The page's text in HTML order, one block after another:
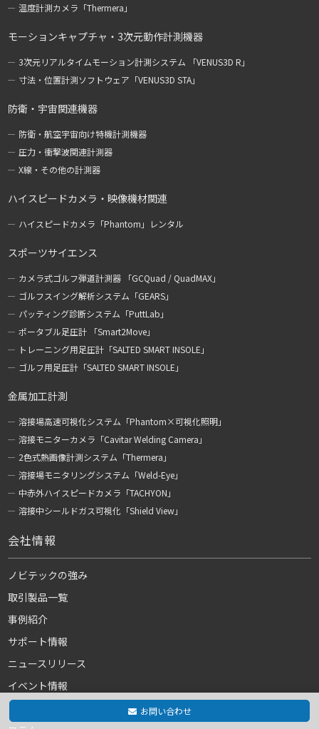
お問い合わせ
温度計測カメラ「Thermera」
モーションキャプチャ・3次元動作計測機器
3次元リアルタイムモーション計測システム 「VENUS3D R」
寸法・位置計測ソフトウェア「VENUS3D STA」
防衛・宇宙関連機器
防衛・航空宇宙向け特機計測機器
圧力・衝撃波関連計測器
X線・その他の計測器
ハイスピードカメラ・映像機材関連
ハイスピードカメラ「Phantom」レンタル
スポーツサイエンス
カメラ式ゴルフ弾道計測器 「GCQuad / QuadMAX」
ゴルフスイング解析システム「GEARS」
パッティング診断システム「PuttLab」
ポータブル足圧計 「Smart2Move」
トレーニング用足圧計「SALTED SMART INSOLE」
ゴルフ用足圧計「SALTED SMART INSOLE」
金属加工計測
溶接場高速可視化システム「Phantom×可視化照明」
溶接モニターカメラ「Cavitar Welding Camera」
2色式熱画像計測システム「Thermera」
溶接場モニタリングシステム「Weld-Eye」
中赤外ハイスピードカメラ「TACHYON」
溶接中シールドガス可視化「Shield View」
会社情報
ノビテックの強み
取引製品一覧
事例紹介
サポート情報
ニュースリリース
イベント情報
よくある質問